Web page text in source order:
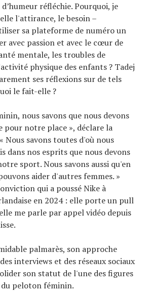
réfléchie. Pourquoi, je
l'attirance, le besoin –
sa plateforme de numéro un
avec passion et avec le cœur de
mentale, les troubles de
physique des enfants ? Tadej
ses réflexions sur de tels
le fait-elle ?
nous savons que nous devons
pour notre place », déclare la
Nous savons toutes d'où nous
dans nos esprits que nous devons
sport. Nous savons aussi qu'en
aider d'autres femmes. »
qui a poussé Nike à
en 2024 : elle porte un pull
me parle par appel vidéo depuis
palmarès, son approche
interviews et des réseaux sociaux
son statut de l'une des figures
peloton féminin.